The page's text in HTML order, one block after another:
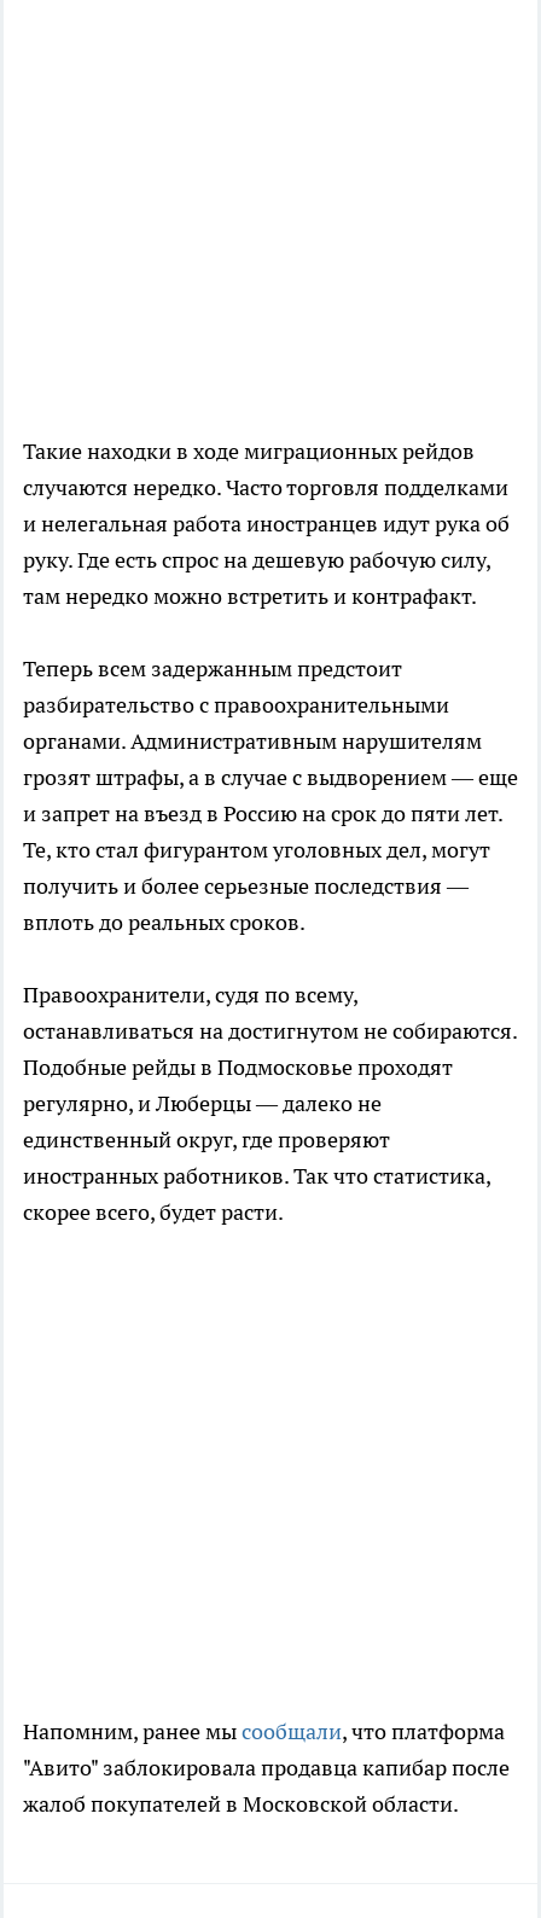
Такие находки в ходе миграционных рейдов
случаются нередко. Часто торговля подделками
и нелегальная работа иностранцев идут рука об
руку. Где есть спрос на дешевую рабочую силу,
там нередко можно встретить и контрафакт.
Теперь всем задержанным предстоит
разбирательство с правоохранительными
органами. Административным нарушителям
грозят штрафы, а в случае с выдворением — еще
и запрет на въезд в Россию на срок до пяти лет.
Те, кто стал фигурантом уголовных дел, могут
получить и более серьезные последствия —
вплоть до реальных сроков.
Правоохранители, судя по всему,
останавливаться на достигнутом не собираются.
Подобные рейды в Подмосковье проходят
регулярно, и Люберцы — далеко не
единственный округ, где проверяют
иностранных работников. Так что статистика,
скорее всего, будет расти.
Напомним, ранее мысообщали, что платформа
"Авито" заблокировала продавца капибар после
жалоб покупателей в Московской области.